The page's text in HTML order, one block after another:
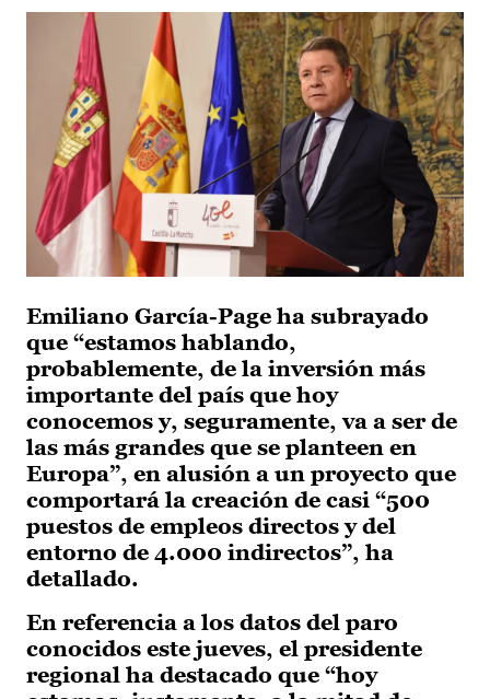
Emiliano García-Page ha subrayado
que “estamos hablando,
probablemente, de la inversión más
importante del país que hoy
conocemos y, seguramente, va a ser de
las más grandes que se planteen en
Europa”, en alusión a un proyecto que
comportará la creación de casi “500
puestos de empleos directos y del
entorno de 4.000 indirectos”, ha
detallado.
En referencia a los datos del paro
conocidos este jueves, el presidente
regional ha destacado que “hoy